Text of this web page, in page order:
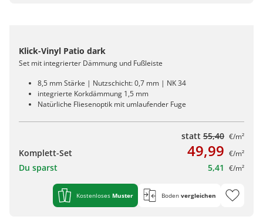
Klick-Vinyl Patio dark
Set mit integrierter Dämmung und Fußleiste
8,5 mm Stärke | Nutzschicht: 0,7 mm | NK 34
integrierte Korkdämmung 1,5 mm
Natürliche Fliesenoptik mit umlaufender Fuge
statt 55,40 €/m²
Komplett-Set 49,99 €/m²
Du sparst 5,41 €/m²
Kostenloses Muster Boden vergleichen